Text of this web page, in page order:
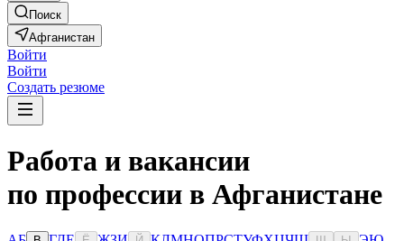
Поиск
Афганистан
Войти
Войти
Создать резюме
Работа и вакансии
по профессии в Афганистане